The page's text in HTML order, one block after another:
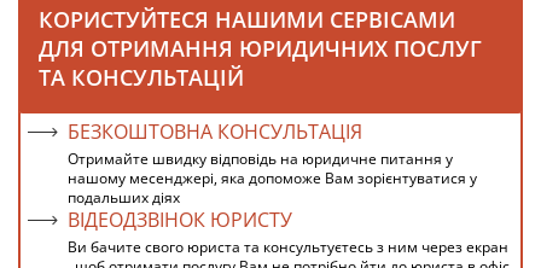
КОРИСТУЙТЕСЯ НАШИМИ СЕРВІСАМИ
ДЛЯ ОТРИМАННЯ ЮРИДИЧНИХ ПОСЛУГ
ТА КОНСУЛЬТАЦІЙ
БЕЗКОШТОВНА КОНСУЛЬТАЦІЯ
Отримайте швидку відповідь на юридичне питання у
нашому месенджері, яка допоможе Вам зорієнтуватися у
подальших діях
ВІДЕОДЗВІНОК ЮРИСТУ
Ви бачите свого юриста та консультуєтесь з ним через екран